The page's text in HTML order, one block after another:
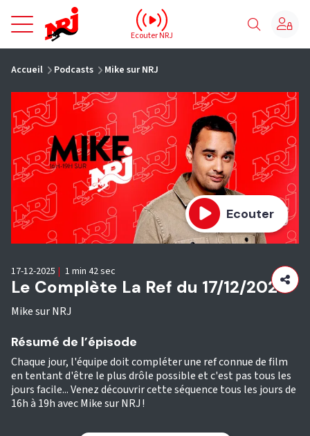
NRJ - Accueil
Ecouter NRJ
Accueil Podcasts Mike sur NRJ
Ecouter
Le Complète La Ref du 17/12/2025
Mike sur NRJ
17-12-2025 | 1 min 42 sec
Résumé de l’épisode
Chaque jour, l'équipe doit compléter une ref connue de film
en tentant d'être le plus drôle possible et c'est pas tous les
jours facile... Venez découvrir cette séquence tous les jours de
16h à 19h avec Mike sur NRJ !